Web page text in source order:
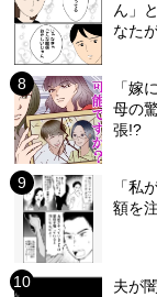
ん」
なた
「嫁
母の
張!?
「私
額を
夫が